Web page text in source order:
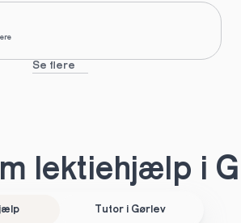
Se flere
lektiehjælp i
Tutor i Gørlev